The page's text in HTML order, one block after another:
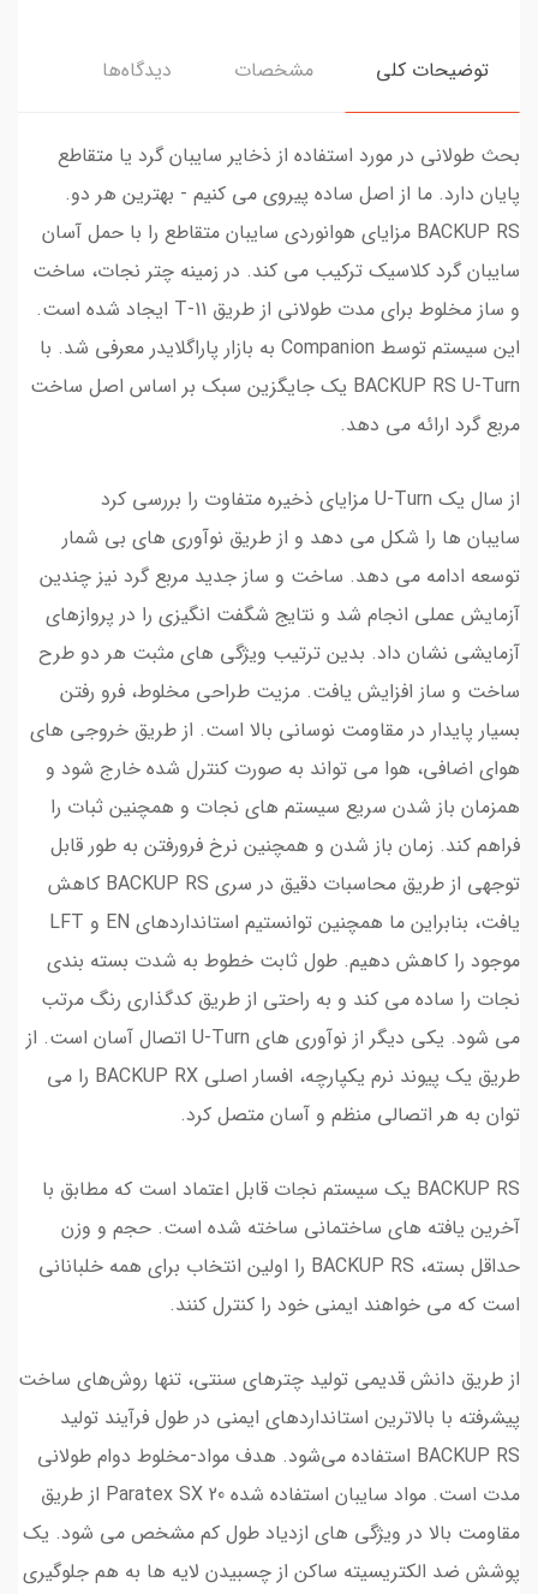
توضیحات کلی مشخصات دیدگاه‌ها
بحث طولانی در مورد استفاده از ذخایر سایبان گرد یا متقاطع
پایان دارد. ما از اصل ساده پیروی می کنیم - بهترین هر دو.
BACKUP RS مزایای هوانوردی سایبان متقاطع را با حمل آسان
سایبان گرد کلاسیک ترکیب می کند. در زمینه چتر نجات، ساخت
و ساز مخلوط برای مدت طولانی از طریق T-11 ایجاد شده است.
این سیستم توسط Companion به بازار پاراگلایدر معرفی شد. با
BACKUP RS U-Turn یک جایگزین سبک بر اساس اصل ساخت
مربع گرد ارائه می دهد.
از سال یک U-Turn مزایای ذخیره متفاوت را بررسی کرد
سایبان ها را شکل می دهد و از طریق نوآوری های بی شمار
توسعه ادامه می دهد. ساخت و ساز جدید مربع گرد نیز چندین
آزمایش عملی انجام شد و نتایج شگفت انگیزی را در پروازهای
آزمایشی نشان داد. بدین ترتیب ویژگی های مثبت هر دو طرح
ساخت و ساز افزایش یافت. مزیت طراحی مخلوط، فرو رفتن
بسیار پایدار در مقاومت نوسانی بالا است. از طریق خروجی های
هوای اضافی، هوا می تواند به صورت کنترل شده خارج شود و
همزمان باز شدن سریع سیستم های نجات و همچنین ثبات را
فراهم کند. زمان باز شدن و همچنین نرخ فرورفتن به طور قابل
توجهی از طریق محاسبات دقیق در سری BACKUP RS کاهش
یافت، بنابراین ما همچنین توانستیم استانداردهای EN و LFT
موجود را کاهش دهیم. طول ثابت خطوط به شدت بسته بندی
نجات را ساده می کند و به راحتی از طریق کدگذاری رنگ مرتب
می شود. یکی دیگر از نوآوری های U-Turn اتصال آسان است. از
طریق یک پیوند نرم یکپارچه، افسار اصلی BACKUP RX را می
توان به هر اتصالی منظم و آسان متصل کرد.
BACKUP RS یک سیستم نجات قابل اعتماد است که مطابق با
آخرین یافته های ساختمانی ساخته شده است. حجم و وزن
حداقل بسته، BACKUP RS را اولین انتخاب برای همه خلبانانی
است که می خواهند ایمنی خود را کنترل کنند.
از طریق دانش قدیمی تولید چترهای سنتی، تنها روش‌های ساخت
پیشرفته با بالاترین استانداردهای ایمنی در طول فرآیند تولید
BACKUP RS استفاده می‌شود. هدف مواد-مخلوط دوام طولانی
مدت است. مواد سایبان استفاده شده Paratex SX 20 از طریق
مقاومت بالا در ویژگی های ازدیاد طول کم مشخص می شود. یک
پوشش ضد الکتریسیته ساکن از چسبیدن لایه ها به هم جلوگیری